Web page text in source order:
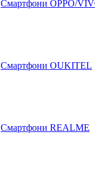
Смартфони OPPO/
Смартфони OUKITEL
Смартфони REALME